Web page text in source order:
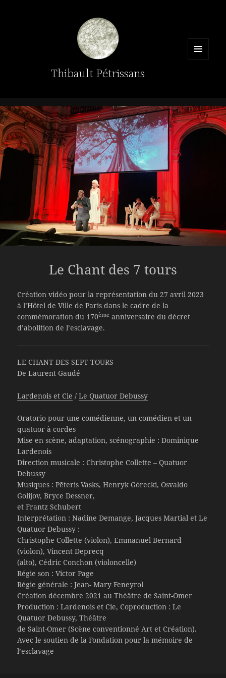
Thibault Pétrissans
Le Chant des 7 tours
Création vidéo pour la représentation du 27 avril 2023
à l’Hôtel de Ville de Paris dans le cadre de la
commémoration du 170ème anniversaire du décret
d’abolition de l’esclavage.
LE CHANT DES SEPT TOURS
De Laurent Gaudé
Lardenois et Cie /Le Quatuor Debussy
Oratorio pour une comédienne, un comédien et un
quatuor à cordes
Mise en scène, adaptation, scénographie : Dominique
Lardenois
Direction musicale : Christophe Collette – Quatuor
Debussy
Musiques : Pēteris Vasks, Henryk Górecki, Osvaldo
Golijov, Bryce Dessner,
et Frantz Schubert
Interprétation : Nadine Demange, Jacques Martial et Le
Quatuor Debussy :
Christophe Collette (violon), Emmanuel Bernard
(violon), Vincent Deprecq
(alto), Cédric Conchon (violoncelle)
Régie son : Victor Page
Régie générale : Jean- Mary Feneyrol
Création décembre 2021 au Théâtre de Saint-Omer
Production : Lardenois et Cie, Coproduction : Le
Quatuor Debussy, Théâtre
de Saint-Omer (Scène conventionné Art et Création).
Avec le soutien de la Fondation pour la mémoire de
l’esclavage